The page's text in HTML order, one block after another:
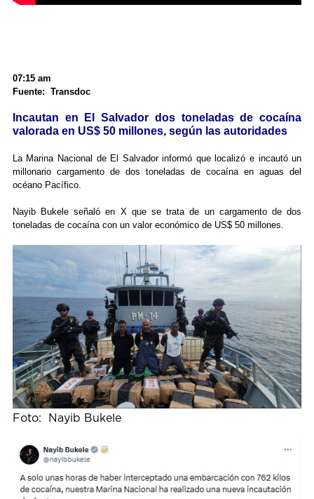
07:15 am
Fuente: Transdoc
Incautan en El Salvador dos toneladas de cocaína
valorada en US$ 50 millones, según las autoridades
La Marina Nacional de El Salvador informó que localizó e incautó un
millonario cargamento de dos toneladas de cocaína en aguas del
océano Pacífico.
Nayib Bukele señaló en X que se trata de un cargamento de dos
toneladas de cocaína con un valor económico de US$ 50 millones.
Foto: Nayib Bukele